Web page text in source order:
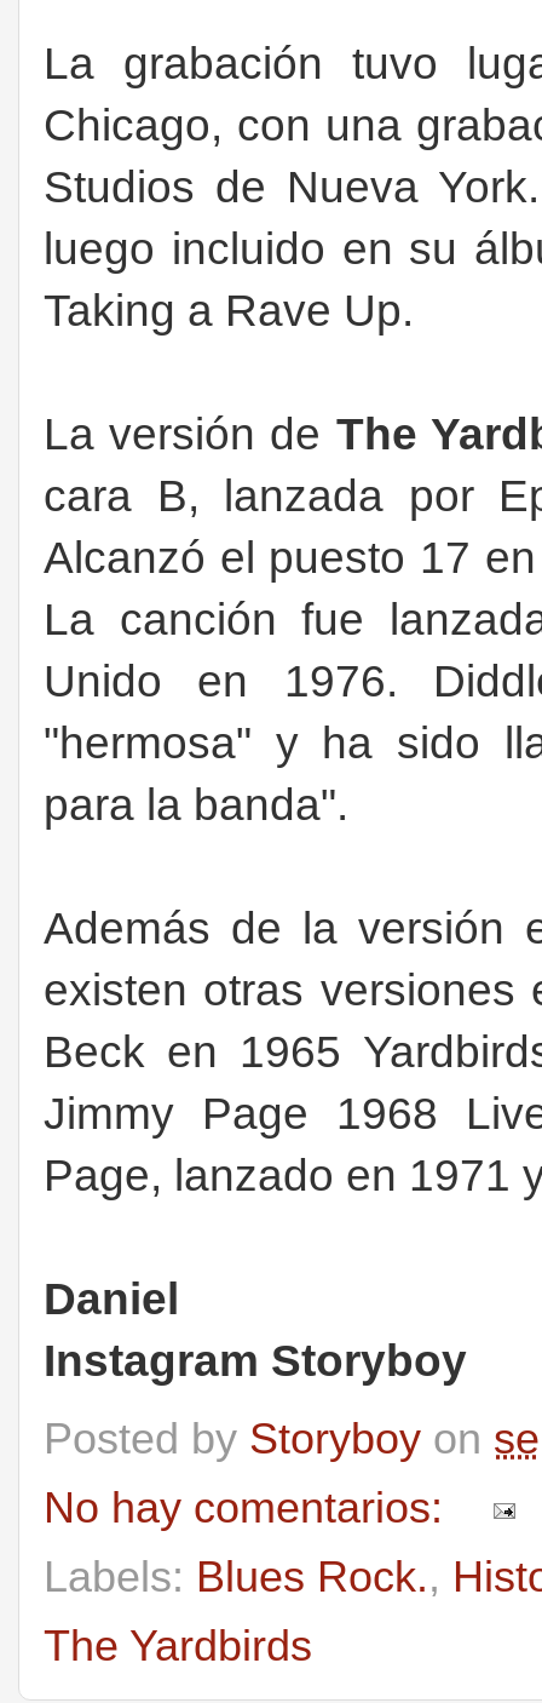
La grabación tuvo
Chicago, con una
Studios de Nueva
luego incluido en su
Taking a Rave Up.
La versión de The
cara B, lanzada por
Alcanzó el puesto 17
La canción fue
Unido en 1976.
"hermosa" y ha sido
para la banda".
Además de la versión
existen otras versiones
Beck en 1965
Jimmy Page 1968
Page, lanzado en 1971
Daniel
Instagram Storyboy
Posted by Storyboy on
No hay comentarios:
Labels: Blues Rock.,
The Yardbirds